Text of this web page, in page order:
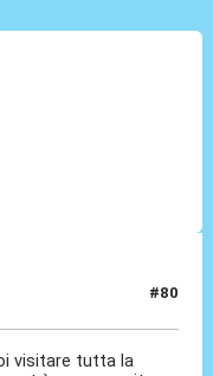
#80
visitare tutta la